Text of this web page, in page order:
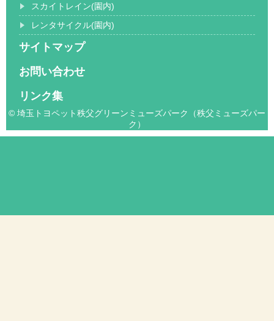
スカイトレイン(園内)
レンタサイクル(園内)
サイトマップ
お問い合わせ
リンク集
© 埼玉トヨペット秩父グリーンミューズパーク（秩父ミューズパー
ク）